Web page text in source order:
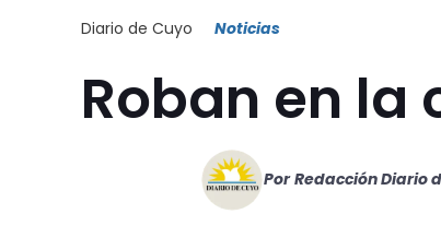
Diario de Cuyo Noticias
Roban en la
Por Redacción Diario